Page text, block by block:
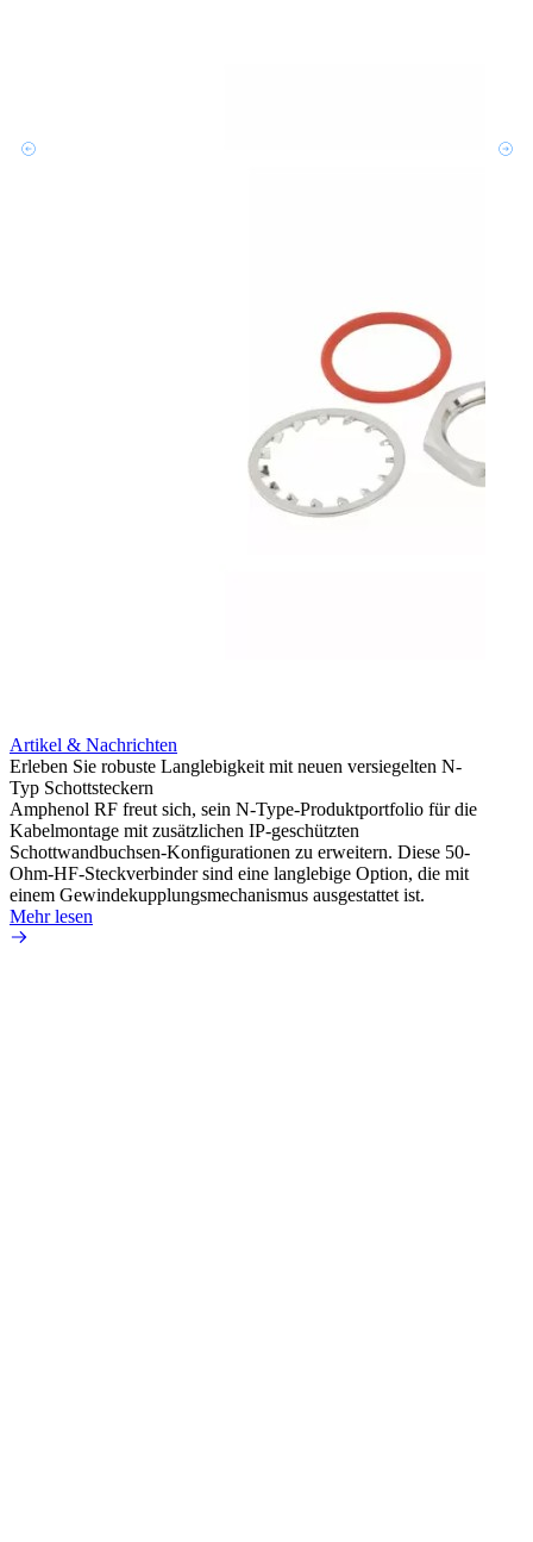
Artikel & Nachrichten
Erleben Sie robuste Langlebigkeit mit neuen versiegelten N-
Typ Schottsteckern
Amphenol RF freut sich, sein N-Type-Produktportfolio für die
Kabelmontage mit zusätzlichen IP-geschützten
Schottwandbuchsen-Konfigurationen zu erweitern. Diese 50-
Ohm-HF-Steckverbinder sind eine langlebige Option, die mit
einem Gewindekupplungsmechanismus ausgestattet ist.
Mehr lesen